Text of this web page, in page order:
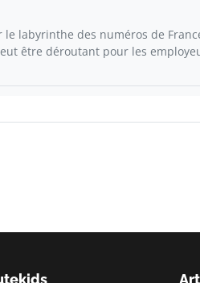
le labyrinthe des numéros de
être déroutant pour les